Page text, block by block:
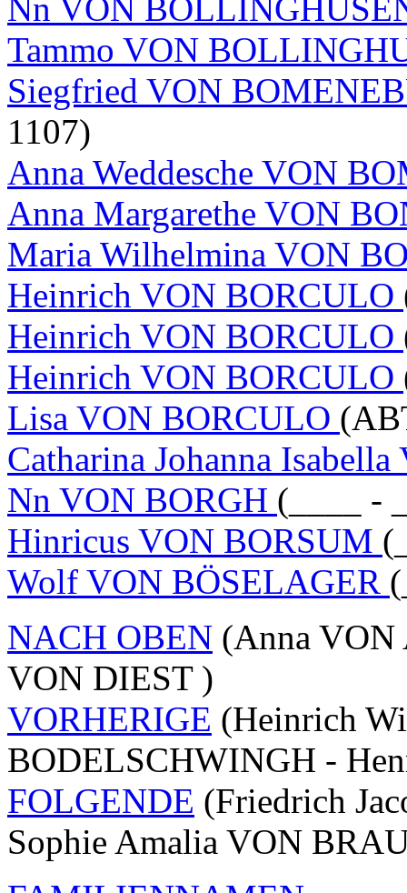
Nn VON
Tammo VON
Siegfried VON
1107)
Anna Weddesche VON
Anna Margarethe VON
Maria Wilhelmina VON
Heinrich VON BORCULO
Heinrich VON BORCULO
Heinrich VON BORCULO
Lisa VON BORCULO
Catharina Johanna
Nn VON BORGH (____ -
Hinricus VON BORSUM
Wolf VON BÖSELAGER
NACH OBEN (Anna VON
VON DIEST )
VORHERIGE (Heinrich
BODELSCHWINGH -
FOLGENDE (Friedrich
Sophie Amalia VON